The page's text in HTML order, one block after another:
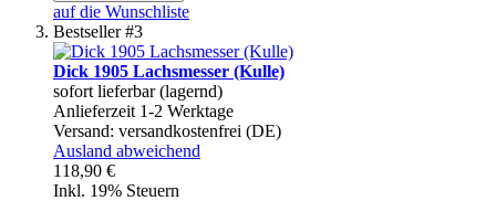
auf die Wunschliste
Bestseller #3
Dick 1905 Lachsmesser (Kulle)
sofort lieferbar (lagernd)
Anlieferzeit 1-2 Werktage
Versand: versandkostenfrei (DE)
Ausland abweichend
118,90 €
Inkl. 19% Steuern